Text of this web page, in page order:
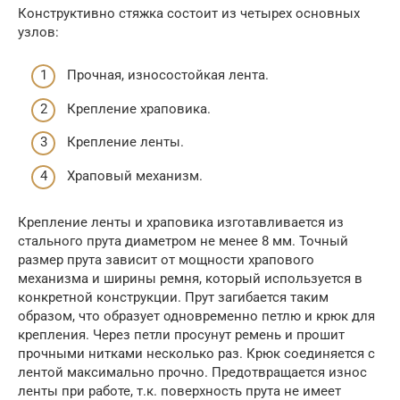
Конструктивно стяжка состоит из четырех основных
узлов:
Прочная, износостойкая лента.
Крепление храповика.
Крепление ленты.
Храповый механизм.
Крепление ленты и храповика изготавливается из
стального прута диаметром не менее 8 мм. Точный
размер прута зависит от мощности храпового
механизма и ширины ремня, который используется в
конкретной конструкции. Прут загибается таким
образом, что образует одновременно петлю и крюк для
крепления. Через петли просунут ремень и прошит
прочными нитками несколько раз. Крюк соединяется с
лентой максимально прочно. Предотвращается износ
ленты при работе, т.к. поверхность прута не имеет